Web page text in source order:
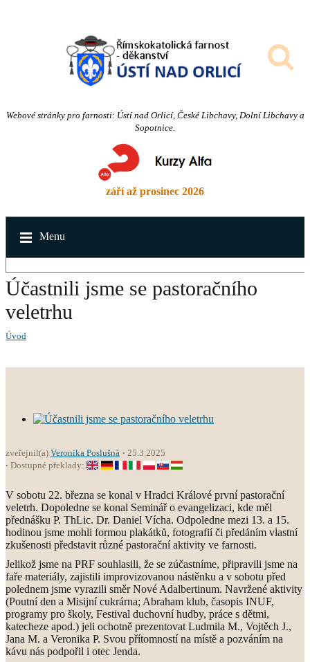
Webové stránky pro farnosti: Ústí nad Orlicí, České Libchavy, Dolní Libchavy a
Sopotnice.
září až prosinec 2026
Menu
Účastnili jsme se pastoračního
veletrhu
Úvod
zveřejnil(a) Veronika Poslušná
25.3.2025
Dostupné překlady:
V sobotu 22. března se konal v Hradci Králové první pastorační
veletrh. Dopoledne se konal Seminář o evangelizaci, kde měl
přednášku P. ThLic. Dr. Daniel Vícha. Odpoledne mezi 13. a 15.
hodinou jsme mohli formou plakátků, fotografií či předáním vlastní
zkušenosti představit různé pastorační aktivity ve farnosti.
Jelikož jsme na PRF souhlasili, že se zúčastníme, připravili jsme na
faře materiály, zajistili improvizovanou nástěnku a v sobotu před
polednem jsme vyrazili směr Nové Adalbertinum. Navržené aktivity
(Poutní den a Misijní cukrárna; Abraham klub, časopis INUF,
programy pro školy, Festival duchovní hudby, práce s dětmi,
katecheze apod.) jeli ochotně prezentovat Ludmila M., Vojtěch J.,
Jana M. a Veronika P. Svou přítomností na místě a pozváním na
kávu nás podpořil i otec Jenda.